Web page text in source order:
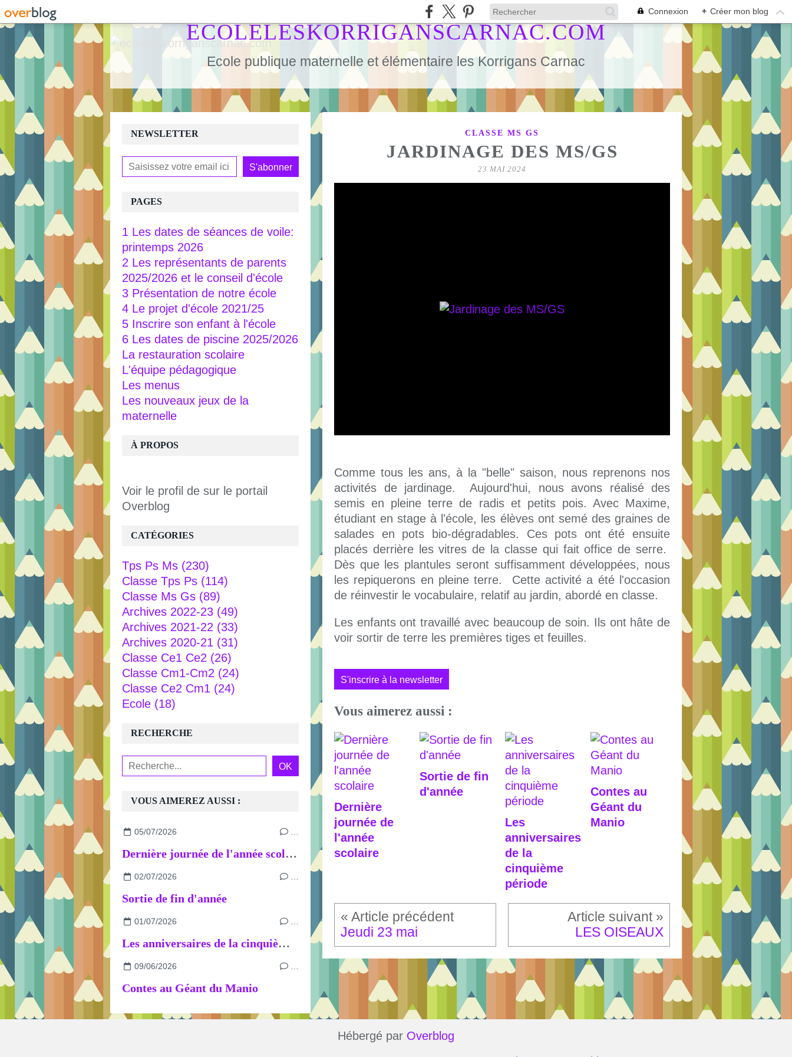
Connexion + Créer mon blog
ECOLELESKORRIGANSCARNAC.COM
Ecole publique maternelle et élémentaire les Korrigans Carnac
CLASSE MS GS
JARDINAGE DES MS/GS
23 MAI 2024
Comme tous les ans, à la "belle" saison, nous reprenons nos
activités de jardinage. Aujourd'hui, nous avons réalisé des
semis en pleine terre de radis et petits pois. Avec Maxime,
étudiant en stage à l'école, les élèves ont semé des graines de
salades en pots bio-dégradables. Ces pots ont été ensuite
placés derrière les vitres de la classe qui fait office de serre.
Dès que les plantules seront suffisamment développées, nous
les repiquerons en pleine terre. Cette activité a été l'occasion
de réinvestir le vocabulaire, relatif au jardin, abordé en classe.
Les enfants ont travaillé avec beaucoup de soin. Ils ont hâte de
voir sortir de terre les premières tiges et feuilles.
S'inscrire à la newsletter
Vous aimerez aussi :
Dernière
journée de
l'année
scolaire
Sortie de fin
d'année
Les
anniversaires
de la
cinquième
période
Contes au
Géant du
Manio
Jeudi 23 mai LES OISEAUX
NEWSLETTER
RECHERCHE
À PROPOS
Voir le profil de sur le portail
Overblog
VOUS AIMEREZ AUSSI :
05/07/2026 …
Dernière journée de l'année scolaire
02/07/2026 …
Sortie de fin d'année
01/07/2026 …
Les anniversaires de la cinquième période
09/06/2026 …
Contes au Géant du Manio
PAGES
1 Les dates de séances de voile:
printemps 2026
2 Les représentants de parents
2025/2026 et le conseil d'école
3 Présentation de notre école
4 Le projet d'école 2021/25
5 Inscrire son enfant à l'école
6 Les dates de piscine 2025/2026
La restauration scolaire
L'équipe pédagogique
Les menus
Les nouveaux jeux de la
maternelle
CATÉGORIES
Tps Ps Ms (230)
Classe Tps Ps (114)
Classe Ms Gs (89)
Archives 2022-23 (49)
Archives 2021-22 (33)
Archives 2020-21 (31)
Classe Ce1 Ce2 (26)
Classe Cm1-Cm2 (24)
Classe Ce2 Cm1 (24)
Ecole (18)
Hébergé par Overblog